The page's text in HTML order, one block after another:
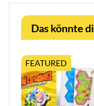
Das könnte
FEATURED